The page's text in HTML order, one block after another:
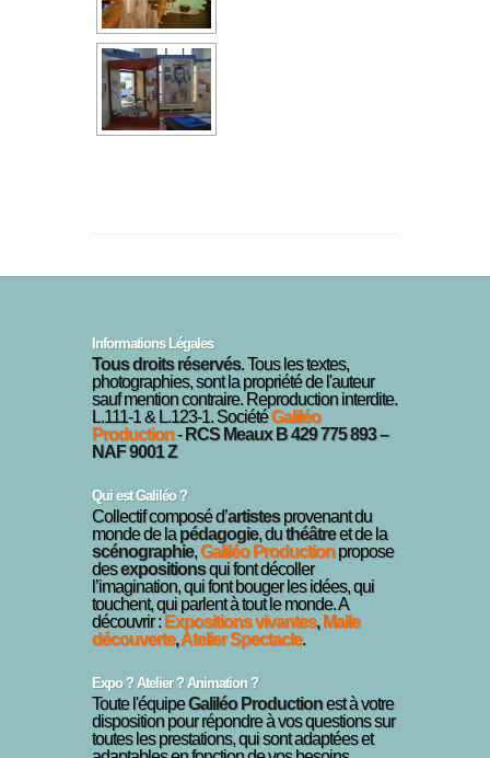
Informations Légales
Tous droits réservés. Tous les textes,
photographies, sont la propriété de l'auteur
sauf mention contraire. Reproduction interdite.
L.111-1 & L.123-1. SociétéGaliléo
Production- RCS Meaux B 429 775 893 –
NAF 9001 Z
Qui est Galiléo ?
Collectif composé d’artistesprovenant du
monde de lapédagogie, duthéâtreet de la
scénographie,Galiléo Productionpropose
desexpositionsqui font décoller
l’imagination, qui font bouger les idées, qui
touchent, qui parlent à tout le monde. A
découvrir : Expositions vivantes, Malle
découverte,Atelier Spectacle.
Expo ? Atelier ? Animation ?
Toute l'équipeGaliléo Productionest à votre
disposition pour répondre à vos questions sur
toutes les prestations, qui sont adaptées et